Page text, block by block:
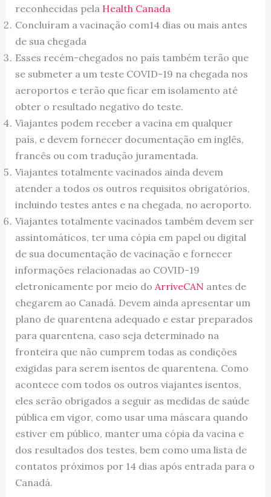
reconhecidas pela Health Canada
Concluíram a vacinação com14 dias ou mais antes
de sua chegada
Esses recém-chegados no país também terão que
se submeter a um teste COVID-19 na chegada nos
aeroportos e terão que ficar em isolamento até
obter o resultado negativo do teste.
Viajantes podem receber a vacina em qualquer
país, e devem fornecer documentação em inglês,
francês ou com tradução juramentada.
Viajantes totalmente vacinados ainda devem
atender a todos os outros requisitos obrigatórios,
incluindo testes antes e na chegada, no aeroporto.
Viajantes totalmente vacinados também devem ser
assintomáticos, ter uma cópia em papel ou digital
de sua documentação de vacinação e fornecer
informações relacionadas ao COVID-19
eletronicamente por meio do ArriveCAN antes de
chegarem ao Canadá. Devem ainda apresentar um
plano de quarentena adequado e estar preparados
para quarentena, caso seja determinado na
fronteira que não cumprem todas as condições
exigidas para serem isentos de quarentena. Como
acontece com todos os outros viajantes isentos,
eles serão obrigados a seguir as medidas de saúde
pública em vigor, como usar uma máscara quando
estiver em público, manter uma cópia da vacina e
dos resultados dos testes, bem como uma lista de
contatos próximos por 14 dias após entrada para o
Canadá.